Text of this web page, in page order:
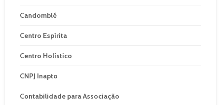
Candomblé
Centro Espírita
Centro Holístico
CNPJ Inapto
Contabilidade para Associação